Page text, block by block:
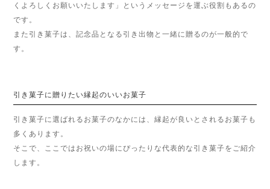
くよろしくお願いいたします」というメッセージを運ぶ役割もあるの
です。
また引き菓子は、記念品となる引き出物と一緒に贈るのが一般的で
す。
引き菓子に贈りたい縁起のいいお菓子
引き菓子に選ばれるお菓子のなかには、縁起が良いとされるお菓子も
多くあります。
そこで、ここではお祝いの場にぴったりな代表的な引き菓子をご紹介
します。